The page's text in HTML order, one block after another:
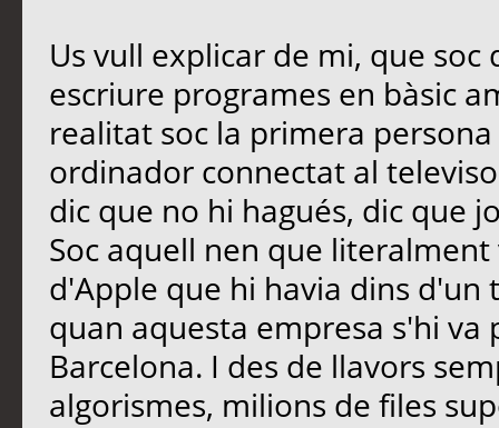
Us vull explicar de mi, que
escriure programes en bàsic
realitat soc la primera
ordinador connectat al
dic que no hi hagués, dic que
Soc aquell nen que
d'Apple que hi havia dins
quan aquesta empresa s'hi
Barcelona. I des de llavors
algorismes, milions de files